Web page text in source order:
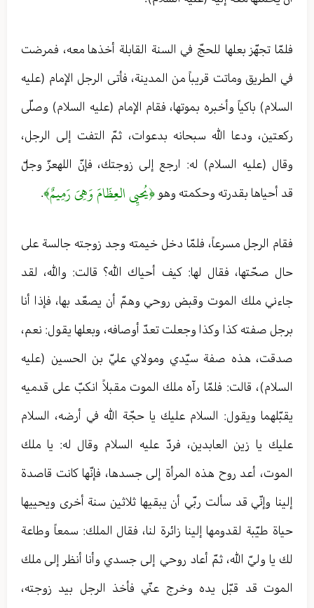
فلمّا تجهّز بعلها للحجّ في السنة القابلة أخذها معه، فمرضت
في الطريق وماتت قريباً من المدينة، فأتى الرجل الإمام (عليه
السلام) باكياً وأخبره بموتها، فقام الإمام (عليه السلام) وصلّى
ركعتين، ودعا الله سبحانه بدعوات، ثمّ التفت إلى الرجل،
وقال (عليه السلام) له: ارجع إلى زوجتك، فإنّ اللهعزّ وجلّ
قد أحياها بقدرته وحكمته وهو ﴿يُحيِي العِظَامَ وَهِيَ رَمِيمٌ﴾.
فقام الرجل مسرعاً، فلمّا دخل خيمته وجد زوجته جالسة على
حال صحّتها، فقال لها: كيف أحياك الله؟ قالت: والله، لقد
جاءني ملك الموت وقبض روحي وهمّ أن يصعّد بها، فإذا أنا
برجل صفته كذا وكذا وجعلت تعدّ أوصافه، وبعلها يقول: نعم،
صدقت، هذه صفة سيّدي ومولاي عليّ بن الحسين (عليه
السلام)، قالت: فلمّا رآه ملك الموت مقبلاً انكبّ على قدميه
يقبّلهما ويقول: السلام عليك يا حجّة الله في أرضه، السلام
عليك يا زين العابدين، فردّ عليه السلام وقال له: يا ملك
الموت، أعد روح هذه المرأة إلى جسدها، فإنّها كانت قاصدة
إلينا وإنّي قد سألت ربّي أن يبقيها ثلاثين سنة أخرى ويحييها
حياة طيّبة لقدومها إلينا زائرة لنا، فقال الملك: سمعاً وطاعة
لك يا وليّ الله، ثمّ أعاد روحي إلى جسدي وأنا أنظر إلى ملك
الموت قد قبّل يده وخرج عنّي فأخذ الرجل بيد زوجته،